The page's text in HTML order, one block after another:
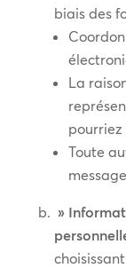
biais des
La
Toute
»